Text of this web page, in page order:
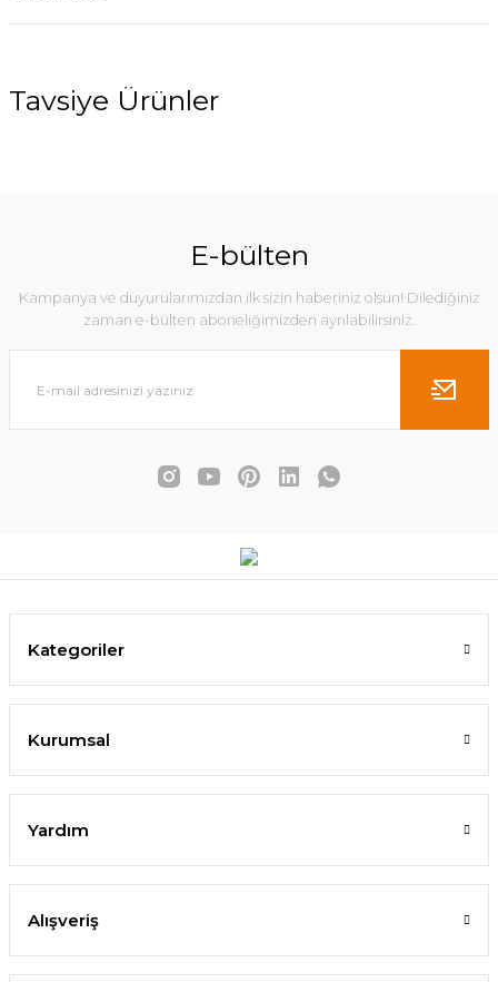
Tavsiye Ürünler
Apollo I Masa - 80x80 cm Siyah
SEPETE EKLE
E-bülten
Kampanya ve duyurularımızdan ilk sizin haberiniz olsun! Dilediğiniz
zaman e-bülten aboneliğimizden ayrılabilirsiniz.
Kategoriler
Kurumsal
Yardım
Alışveriş